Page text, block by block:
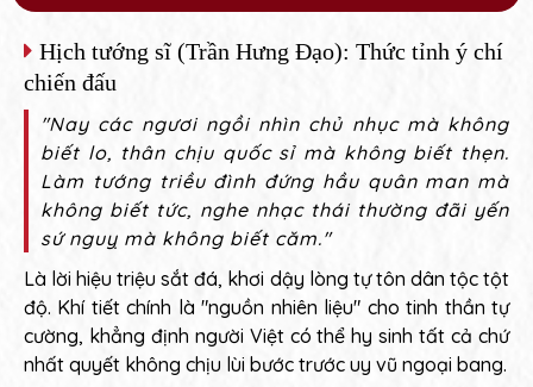
Hịch tướng sĩ (Trần Hưng Đạo): Thức tỉnh ý chí
chiến đấu
"Nay các ngươi ngồi nhìn chủ nhục mà không
biết lo, thân chịu quốc sỉ mà không biết thẹn.
Làm tướng triều đình đứng hầu quân man mà
không biết tức, nghe nhạc thái thường đãi yến
sứ nguỵ mà không biết căm."
Là lời hiệu triệu sắt đá, khơi dậy lòng tự tôn dân tộc tột
độ. Khí tiết chính là "nguồn nhiên liệu" cho tinh thần tự
cường, khẳng định người Việt có thể hy sinh tất cả chứ
nhất quyết không chịu lùi bước trước uy vũ ngoại bang.